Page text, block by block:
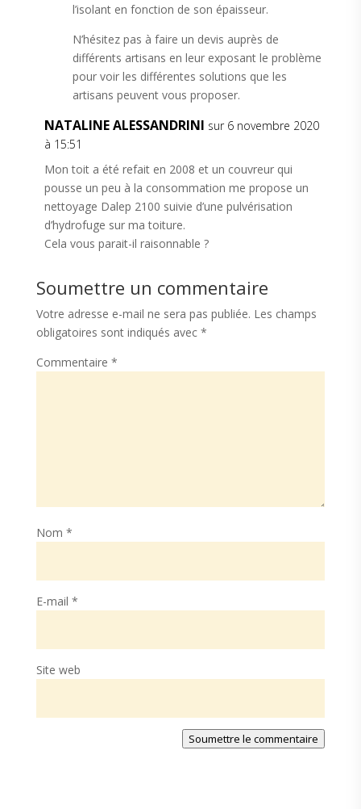
l’isolant en fonction de son épaisseur.
N’hésitez pas à faire un devis auprès de
différents artisans en leur exposant le problème
pour voir les différentes solutions que les
artisans peuvent vous proposer.
NATALINE ALESSANDRINI sur 6 novembre 2020
à 15:51
Mon toit a été refait en 2008 et un couvreur qui
pousse un peu à la consommation me propose un
nettoyage Dalep 2100 suivie d’une pulvérisation
d’hydrofuge sur ma toiture.
Cela vous parait-il raisonnable ?
Soumettre un commentaire
Votre adresse e-mail ne sera pas publiée. Les champs
obligatoires sont indiqués avec *
Commentaire *
Nom *
E-mail *
Site web
Soumettre le commentaire